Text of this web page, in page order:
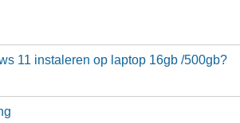
11 instaleren op laptop 16gb /500gb?